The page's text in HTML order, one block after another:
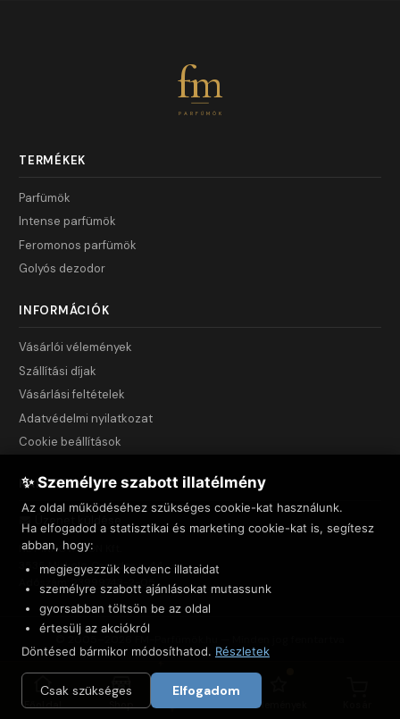
fm
PARFÜMÖK
TERMÉKEK
Parfümök
Intense parfümök
Feromonos parfümök
Golyós dezodor
INFORMÁCIÓK
Vásárlói vélemények
Szállítási díjak
Vásárlási feltételek
Adatvédelmi nyilatkozat
Cookie beállítások
KAPCSOLAT
Üzenet küldése
NET INNOVATION Kft.
3535 Miskolc, Csendes u. 44.
Adószám: 23999743-2-05
© 2005–2026 FM-Parfümök.hu — Minden jog fenntartva
✨ Személyre szabott illatélmény
Az oldal működéséhez szükséges cookie-kat használunk.
Ha elfogadod a statisztikai és marketing cookie-kat is, segítesz
abban, hogy:
megjegyezzük kedvenc illataidat
személyre szabott ajánlásokat mutassunk
gyorsabban töltsön be az oldal
értesülj az akciókról
Döntésed bármikor módosíthatod. Részletek
Csak szükséges Elfogadom
Főoldal Shop Vélemények